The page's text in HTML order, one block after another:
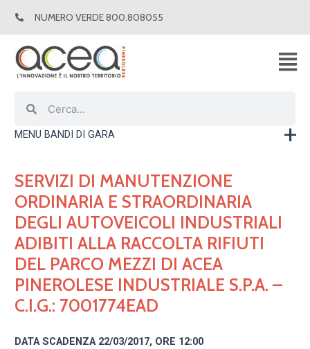
NUMERO VERDE 800.808055
MENU BANDI DI GARA
SERVIZI DI MANUTENZIONE
ORDINARIA E STRAORDINARIA
DEGLI AUTOVEICOLI INDUSTRIALI
ADIBITI ALLA RACCOLTA RIFIUTI
DEL PARCO MEZZI DI ACEA
PINEROLESE INDUSTRIALE S.P.A. –
C.I.G.: 7001774EAD
DATA SCADENZA 22/03/2017, ORE 12:00